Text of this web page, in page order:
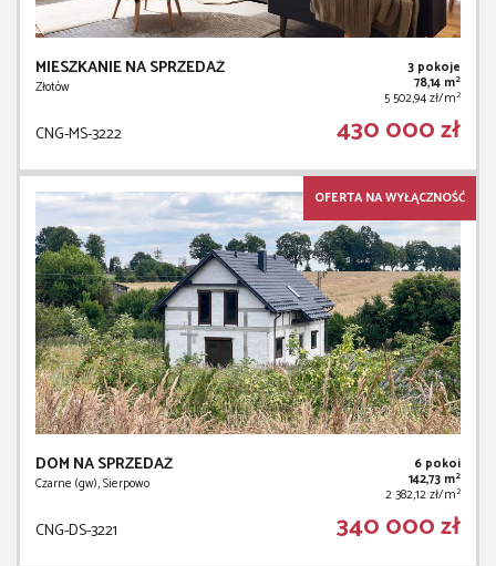
MIESZKANIE NA SPRZEDAŻ
Złotów
3 pokoje
78,14 m2
5 502,94 zł/m2
CNG-MS-3222 430 000 zł
OFERTA NA WYŁĄCZNOŚĆ
DOM NA SPRZEDAŻ
Czarne (gw), Sierpowo
6 pokoi
142,73 m2
2 382,12 zł/m2
CNG-DS-3221 340 000 zł